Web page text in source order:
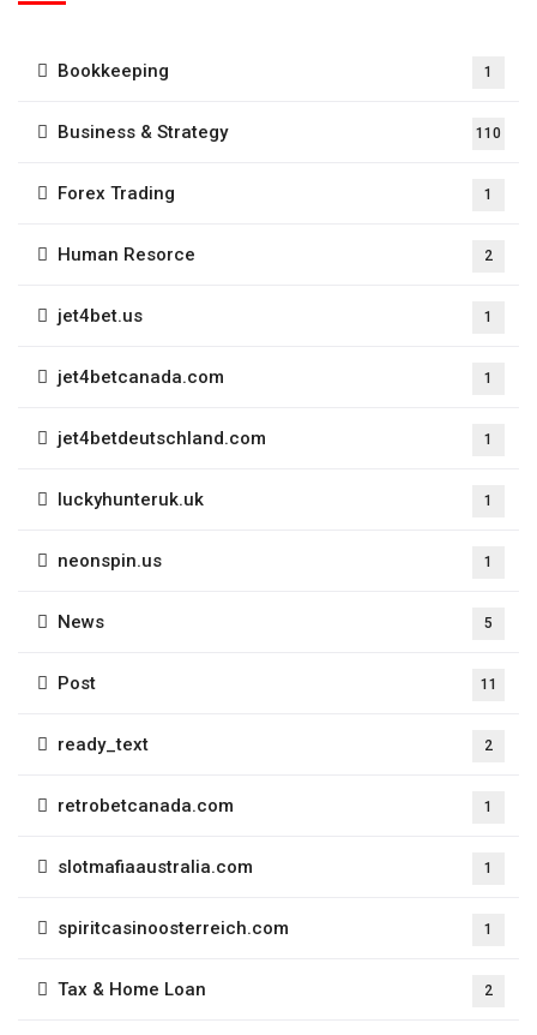
Bookkeeping 1
Business & Strategy 110
Forex Trading 1
Human Resorce 2
jet4bet.us 1
jet4betcanada.com 1
jet4betdeutschland.com 1
luckyhunteruk.uk 1
neonspin.us 1
News 5
Post 11
ready_text 2
retrobetcanada.com 1
slotmafiaaustralia.com 1
spiritcasinoosterreich.com 1
Tax & Home Loan 2